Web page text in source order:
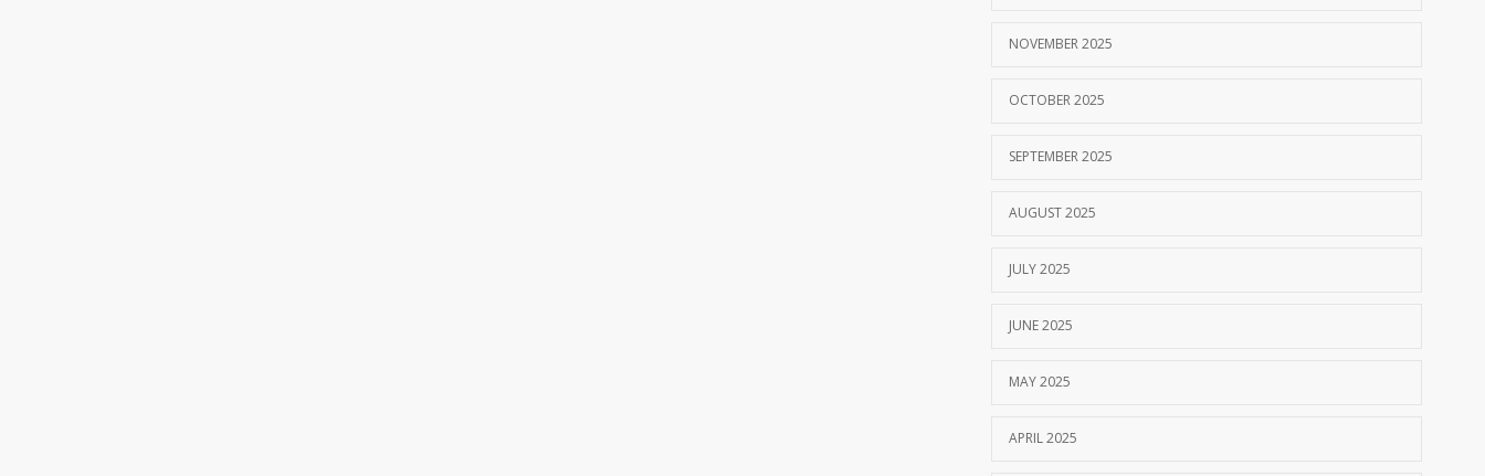
NOVEMBER 2025
OCTOBER 2025
SEPTEMBER 2025
AUGUST 2025
JULY 2025
JUNE 2025
MAY 2025
APRIL 2025